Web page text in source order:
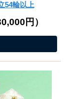
54輪以上
円 ）